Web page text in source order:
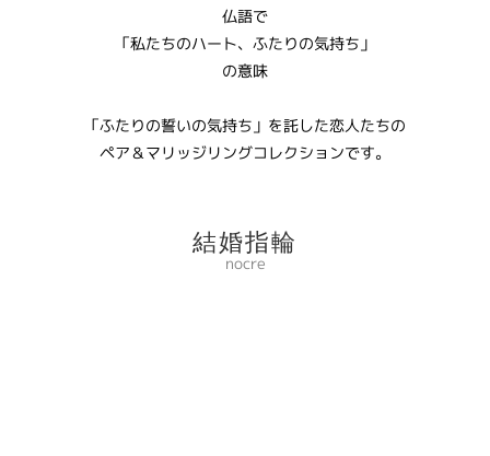
仏語で
「私たちのハート、ふたりの気持ち」
の意味
「ふたりの誓いの気持ち」を託した恋人たちの
ペア＆マリッジリングコレクションです。
結婚指輪
nocre